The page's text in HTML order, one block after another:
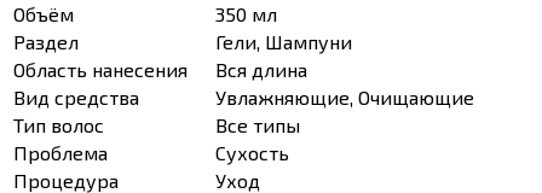
Объём
350 мл
Раздел
Гели, Шампуни
Область нанесения
Вся длина
Вид средства
Увлажняющие, Очищающие
Тип волос
Все типы
Проблема
Сухость
Процедура
Уход